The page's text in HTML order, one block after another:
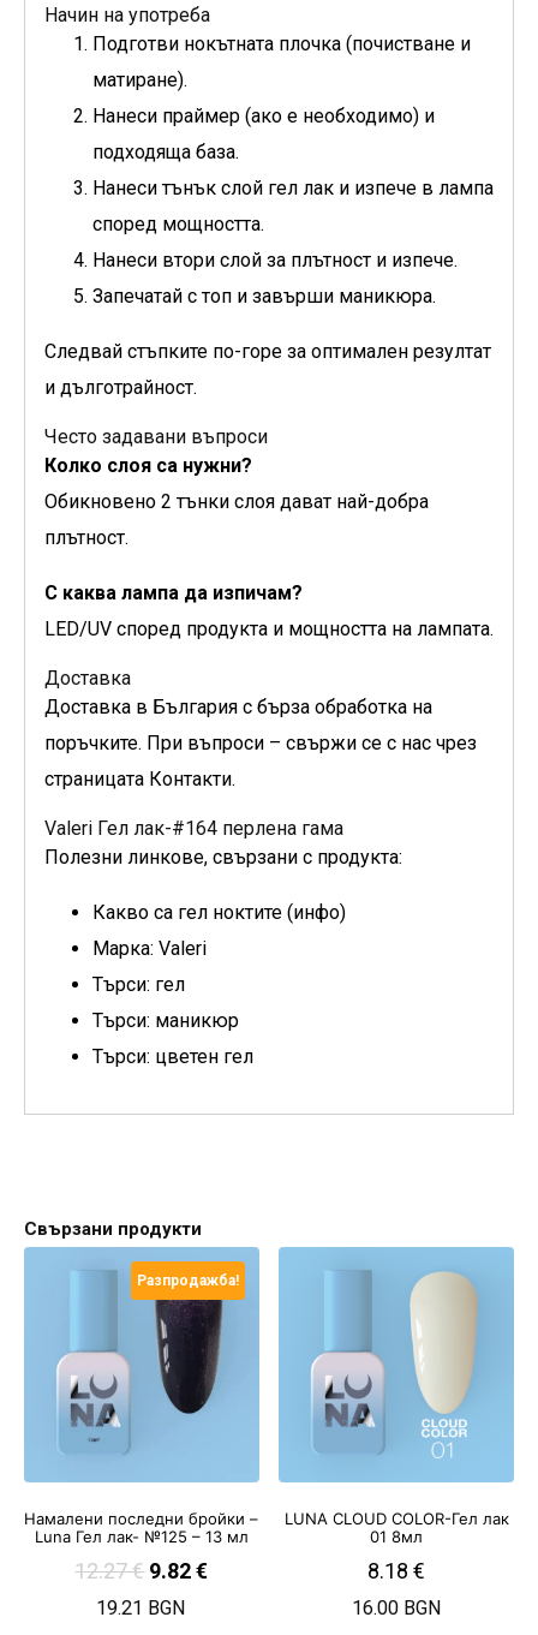
Начин на употреба
Подготви нокътната плочка (почистване и
матиране).
Нанеси праймер (ако е необходимо) и
подходяща база.
Нанеси тънък слой гел лак и изпече в лампа
според мощността.
Нанеси втори слой за плътност и изпече.
Запечатай с топ и завърши маникюра.
Следвай стъпките по-горе за оптимален резултат
и дълготрайност.
Често задавани въпроси
Колко слоя са нужни?
Обикновено 2 тънки слоя дават най-добра
плътност.
С каква лампа да изпичам?
LED/UV според продукта и мощността на лампата.
Доставка
Доставка в България с бърза обработка на
поръчките. При въпроси – свържи се с нас чрез
страницата Контакти.
Valeri Гел лак-#164 перлена гама
Полезни линкове, свързани с продукта:
Какво са гел ноктите (инфо)
Марка: Valeri
Търси: гел
Търси: маникюр
Търси: цветен гел
Свързани продукти
Разпродажба!
Намалени последни бройки –
Luna Гел лак- №125 – 13 мл
12.27€ 9.82€
19.21 BGN
LUNA CLOUD COLOR-Гел лак
01 8мл
8.18€
16.00 BGN